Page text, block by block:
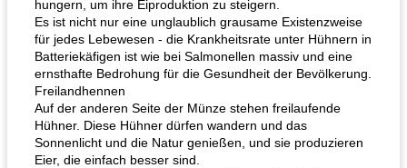
hungern, um ihre Eiproduktion zu steigern.
Es ist nicht nur eine unglaublich grausame Existenzweise
für jedes Lebewesen - die Krankheitsrate unter Hühnern in
Batteriekäfigen ist wie bei Salmonellen massiv und eine
ernsthafte Bedrohung für die Gesundheit der Bevölkerung.
Freilandhennen
Auf der anderen Seite der Münze stehen freilaufende
Hühner. Diese Hühner dürfen wandern und das
Sonnenlicht und die Natur genießen, und sie produzieren
Eier, die einfach besser sind.